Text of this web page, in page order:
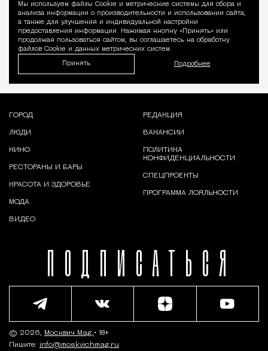
Уведомление
Мы используем файлы Сookie и метрические системы для сбора и
анализа информации о производительности и использовании сайта,
а также для улучшения и индивидуальной настройки
предоставления информации. Нажимая кнопку «Принять» или
продолжая пользоваться сайтом, вы соглашаетесь на обработку
файлов Cookie и данных метрических систем.
Принять Подробнее
ПОДПИСАТЬСЯ
ГОРОД
ЛЮДИ
КИНО
РЕСТОРАНЫ И БАРЫ
КРАСОТА И ЗДОРОВЬЕ
МОДА
ВИДЕО
РЕДАКЦИЯ
ВАКАНСИИ
ПОЛИТИКА
КОНФИДЕНЦИАЛЬНОСТИ
СПЕЦПРОЕКТЫ
ПРОГРАММА ЛОЯЛЬНОСТИ
© 2026, Москвич Mag • 18+
Пишите: info@moskvichmag.ru